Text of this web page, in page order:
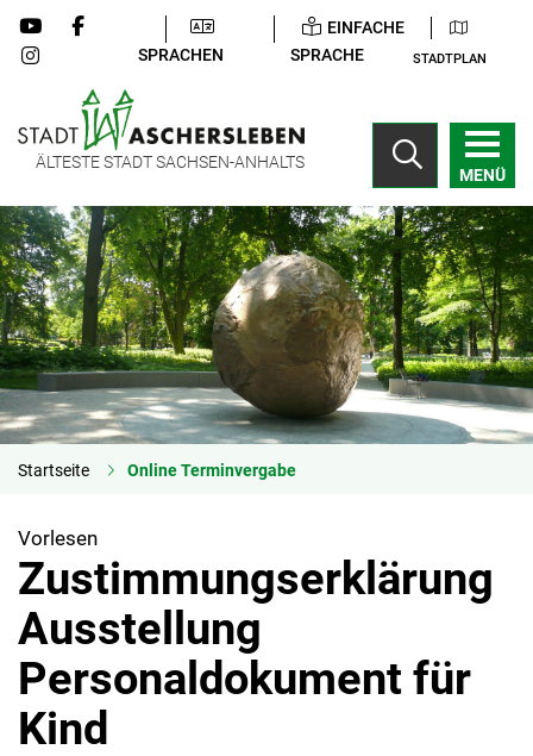
SPRACHEN
EINFACHE
SPRACHE
STADTPLAN
ÄLTESTE STADT SACHSEN-ANHALTS
MENÜ
Startseite Online Terminvergabe
Vorlesen
Zustimmungserklärung
Ausstellung
Personaldokument für
Kind